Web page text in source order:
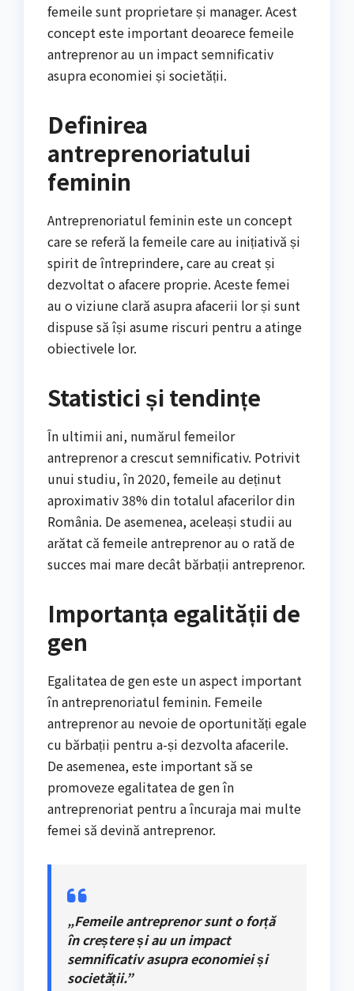
femeile sunt proprietare și manager. Acest
concept este important deoarece femeile
antreprenor au un impact semnificativ
asupra economiei și societății.
Definirea
antreprenoriatului
feminin
Antreprenoriatul feminin este un concept
care se referă la femeile care au inițiativă și
spirit de întreprindere, care au creat și
dezvoltat o afacere proprie. Aceste femei
au o viziune clară asupra afacerii lor și sunt
dispuse să își asume riscuri pentru a atinge
obiectivele lor.
Statistici și tendințe
În ultimii ani, numărul femeilor
antreprenor a crescut semnificativ. Potrivit
unui studiu, în 2020, femeile au deținut
aproximativ 38% din totalul afacerilor din
România. De asemenea, aceleași studii au
arătat că femeile antreprenor au o rată de
succes mai mare decât bărbații antreprenor.
Importanța egalității de
gen
Egalitatea de gen este un aspect important
în antreprenoriatul feminin. Femeile
antreprenor au nevoie de oportunități egale
cu bărbații pentru a-și dezvolta afacerile.
De asemenea, este important să se
promoveze egalitatea de gen în
antreprenoriat pentru a încuraja mai multe
femei să devină antreprenor.
„Femeile antreprenor sunt o forță
în creștere și au un impact
semnificativ asupra economiei și
societății.”